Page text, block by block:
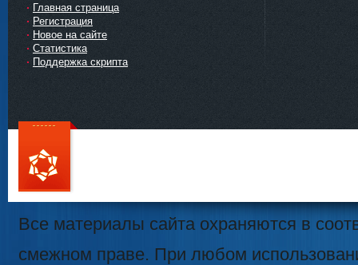
Главная страница
Регистрация
Новое на сайте
Статистика
Поддержка скрипта
111
Все материалы сайта охраняются в
смежном праве. При любом